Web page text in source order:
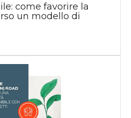
come favorire la
un modello di